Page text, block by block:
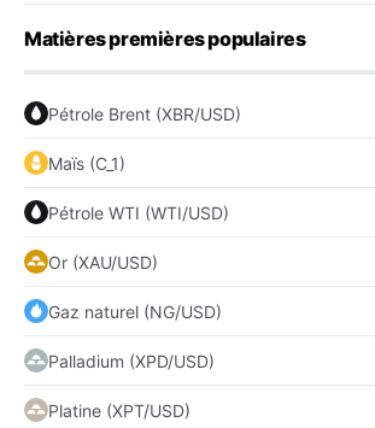
Matières premières populaires
Pétrole Brent (XBR/USD)
Maïs (C_1)
Pétrole WTI (WTI/USD)
Or (XAU/USD)
Gaz naturel (NG/USD)
Palladium (XPD/USD)
Platine (XPT/USD)